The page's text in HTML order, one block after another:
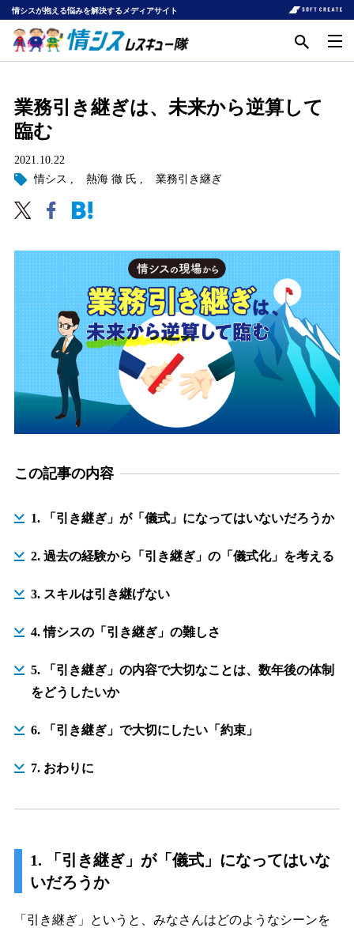
情シスが抱える悩みを解決するメディアサイト
業務引き継ぎは、未来から逆算して
臨む
2021.10.22
情シス
熱海 徹 氏 業務引き継ぎ
この記事の内容
1. 「引き継ぎ」が「儀式」になってはいないだろうか
2. 過去の経験から「引き継ぎ」の「儀式化」を考える
3. スキルは引き継げない
4. 情シスの「引き継ぎ」の難しさ
5. 「引き継ぎ」の内容で大切なことは、数年後の体制
をどうしたいか
6. 「引き継ぎ」で大切にしたい「約束」
7. おわりに
1. 「引き継ぎ」が「儀式」になってはいな
いだろうか
「引き継ぎ」というと、みなさんはどのようなシーンを